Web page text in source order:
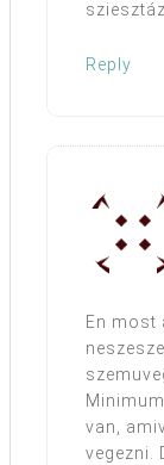
Reply
En most
van,
vegezni.